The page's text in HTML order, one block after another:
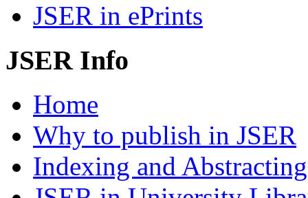
JSER in ePrints
JSER Info
Home
Why to publish in JSER
Indexing and Abstracting